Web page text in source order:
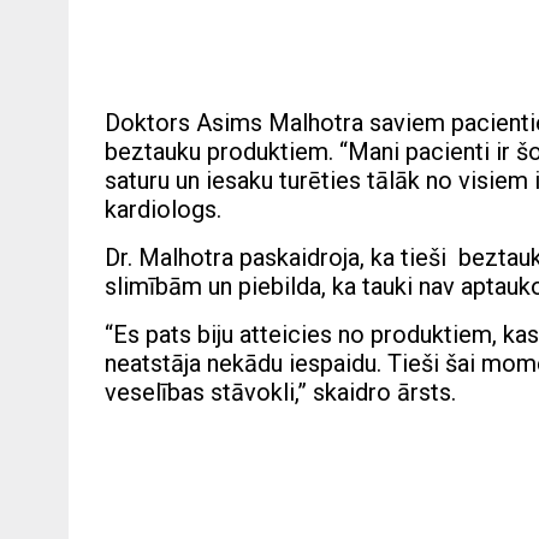
Doktors Asims Malhotra saviem
beztauku produktiem. “Mani pacienti ir
saturu un iesaku turēties tālāk no
kardiologs.
Dr. Malhotra paskaidroja, ka tieši
slimībām un piebilda, ka tauki nav
“Es pats biju atteicies no produktiem,
neatstāja nekādu iespaidu. Tieši šai
veselības stāvokli,” skaidro ārsts.